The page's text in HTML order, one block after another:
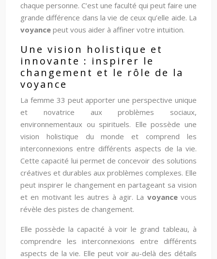
chaque personne. C’est une faculté qui peut faire une
grande différence dans la vie de ceux qu’elle aide. La
voyance peut vous aider à affiner votre intuition.
Une vision holistique et
innovante : inspirer le
changement et le rôle de la
voyance
La femme 33 peut apporter une perspective unique
et novatrice aux problèmes sociaux,
environnementaux ou spirituels. Elle possède une
vision holistique du monde et comprend les
interconnexions entre différents aspects de la vie.
Cette capacité lui permet de concevoir des solutions
créatives et durables aux problèmes complexes. Elle
peut inspirer le changement en partageant sa vision
et en motivant les autres à agir. La voyancevous
révèle des pistes de changement.
Elle possède la capacité à voir le grand tableau, à
comprendre les interconnexions entre différents
aspects de la vie. Elle peut voir au-delà des détails